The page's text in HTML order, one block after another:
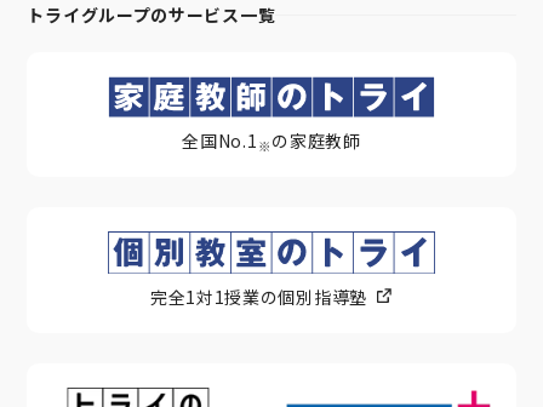
トライグループのサービス一覧
全国No.1 ※ の家庭教師
完全1対1授業の個別指導塾